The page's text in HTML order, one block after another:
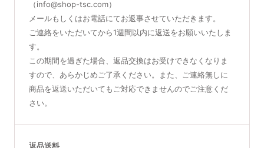
（info@shop-tsc.com）
メールもしくはお電話にてお返事させていただきます。
ご連絡をいただいてから1週間以内に返送をお願いいたしま
す。
この期間を過ぎた場合、返品交換はお受けできなくなりま
すので、あらかじめご了承ください。また、ご連絡無しに
商品を返送いただいてもご対応できませんのでご注意くだ
さい。
返品送料